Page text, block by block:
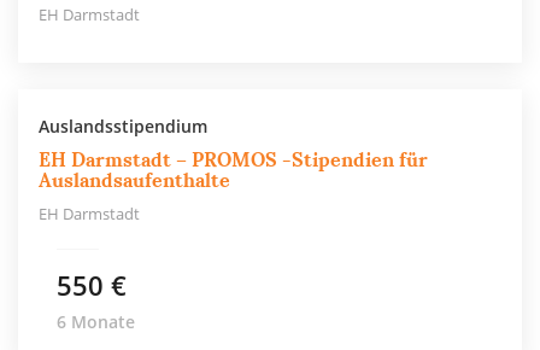
EH Darmstadt
Auslandsstipendium
EH Darmstadt – PROMOS -Stipendien für
Auslandsaufenthalte
EH Darmstadt
550 €
6 Monate